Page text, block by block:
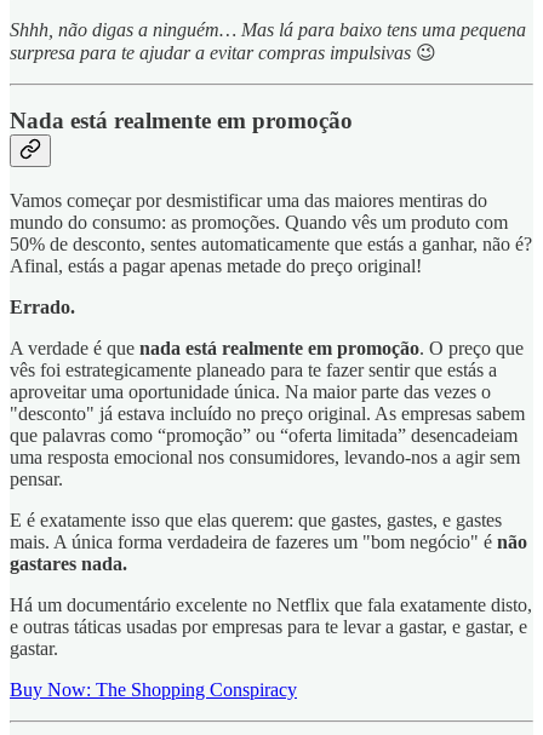
Shhh, não digas a ninguém… Mas lá para baixo tens uma pequena
surpresa para te ajudar a evitar compras impulsivas 😉
Nada está realmente em promoção
Vamos começar por desmistificar uma das maiores mentiras do
mundo do consumo: as promoções. Quando vês um produto com
50% de desconto, sentes automaticamente que estás a ganhar, não é?
Afinal, estás a pagar apenas metade do preço original!
Errado.
A verdade é que nada está realmente em promoção. O preço que
vês foi estrategicamente planeado para te fazer sentir que estás a
aproveitar uma oportunidade única. Na maior parte das vezes o
"desconto" já estava incluído no preço original. As empresas sabem
que palavras como “promoção” ou “oferta limitada” desencadeiam
uma resposta emocional nos consumidores, levando-nos a agir sem
pensar.
E é exatamente isso que elas querem: que gastes, gastes, e gastes
mais. A única forma verdadeira de fazeres um "bom negócio" é não
gastares nada.
Há um documentário excelente no Netflix que fala exatamente disto,
e outras táticas usadas por empresas para te levar a gastar, e gastar, e
gastar.
Buy Now: The Shopping Conspiracy